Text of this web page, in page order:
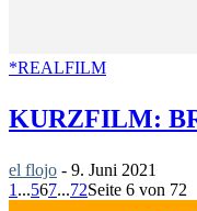
*REALFILM
KURZFILM:
el flojo - 9. Juni 2021
1 ...567...72Seite 6 von 72